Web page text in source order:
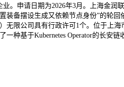
申请日期为2026年3月。上海金润
备摆设生成又依赖节点身份”的轮
限公司具有行政许可1个。位于上
种基于Kubernetes Operator的长安链